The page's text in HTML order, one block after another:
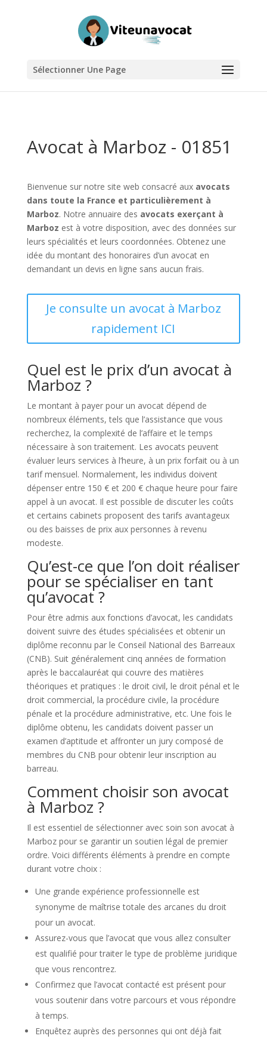
Sélectionner Une Page
Avocat à Marboz - 01851
Bienvenue sur notre site web consacré aux avocats
dans toute la France et particulièrement à
Marboz. Notre annuaire des avocats exerçant à
Marboz est à votre disposition, avec des données sur
leurs spécialités et leurs coordonnées. Obtenez une
idée du montant des honoraires d’un avocat en
demandant un devis en ligne sans aucun frais.
Je consulte un avocat à Marboz
rapidement ICI
Quel est le prix d’un avocat à
Marboz ?
Le montant à payer pour un avocat dépend de
nombreux éléments, tels que l’assistance que vous
recherchez, la complexité de l’affaire et le temps
nécessaire à son traitement. Les avocats peuvent
évaluer leurs services à l’heure, à un prix forfait ou à un
tarif mensuel. Normalement, les individus doivent
dépenser entre 150 € et 200 € chaque heure pour faire
appel à un avocat. Il est possible de discuter les coûts
et certains cabinets proposent des tarifs avantageux
ou des baisses de prix aux personnes à revenu
modeste.
Qu’est-ce que l’on doit réaliser
pour se spécialiser en tant
qu’avocat ?
Pour être admis aux fonctions d’avocat, les candidats
doivent suivre des études spécialisées et obtenir un
diplôme reconnu par le Conseil National des Barreaux
(CNB). Suit généralement cinq années de formation
après le baccalauréat qui couvre des matières
théoriques et pratiques : le droit civil, le droit pénal et le
droit commercial, la procédure civile, la procédure
pénale et la procédure administrative, etc. Une fois le
diplôme obtenu, les candidats doivent passer un
examen d’aptitude et affronter un jury composé de
membres du CNB pour obtenir leur inscription au
barreau.
Comment choisir son avocat
à Marboz ?
Il est essentiel de sélectionner avec soin son avocat à
Marboz pour se garantir un soutien légal de premier
ordre. Voici différents éléments à prendre en compte
durant votre choix :
Une grande expérience professionnelle est
synonyme de maîtrise totale des arcanes du droit
pour un avocat.
Assurez-vous que l’avocat que vous allez consulter
est qualifié pour traiter le type de problème juridique
que vous rencontrez.
Confirmez que l’avocat contacté est présent pour
vous soutenir dans votre parcours et vous répondre
à temps.
Enquêtez auprès des personnes qui ont déjà fait